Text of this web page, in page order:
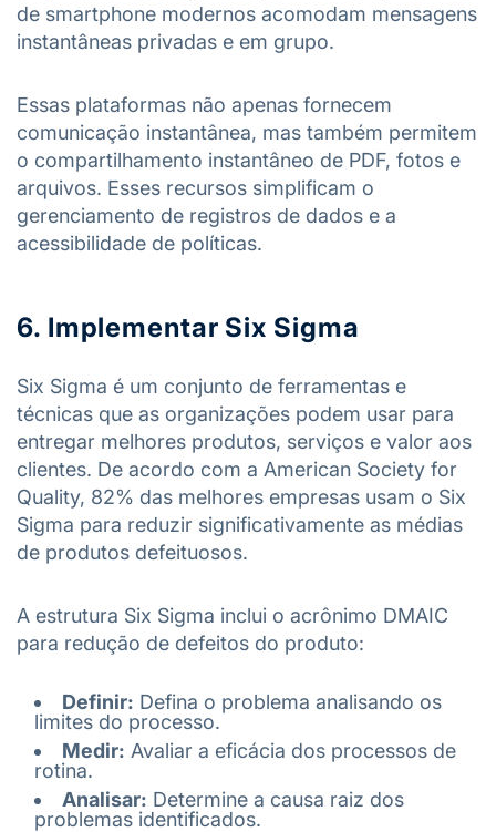
de smartphone modernos acomodam mensagens
instantâneas privadas e em grupo.
Essas plataformas não apenas fornecem
comunicação instantânea, mas também permitem
o compartilhamento instantâneo de PDF, fotos e
arquivos. Esses recursos simplificam o
gerenciamento de registros de dados e a
acessibilidade de políticas.
6. Implementar Six Sigma
Six Sigma é um conjunto de ferramentas e
técnicas que as organizações podem usar para
entregar melhores produtos, serviços e valor aos
clientes. De acordo com a American Society for
Quality, 82% das melhores empresas usam o Six
Sigma para reduzir significativamente as médias
de produtos defeituosos.
A estrutura Six Sigma inclui o acrônimo DMAIC
para redução de defeitos do produto:
Definir: Defina o problema analisando os
limites do processo.
Medir: Avaliar a eficácia dos processos de
rotina.
Analisar: Determine a causa raiz dos
problemas identificados.